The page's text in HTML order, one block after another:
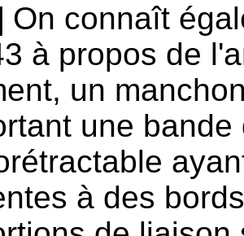
On connaît
à propos de
un
une bande
à des